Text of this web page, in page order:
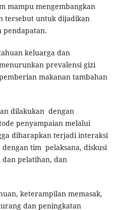
mampu mengembangkan
tersebut untuk dijadikan
pendapatan.
keluarga dan
prevalensi gizi
makanan tambahan
dilakukan dengan
penyampaian melalui
diharapkan terjadi interaksi
tim pelaksana, diskusi
pelatihan, dan
keterampilan memasak,
dan peningkatan